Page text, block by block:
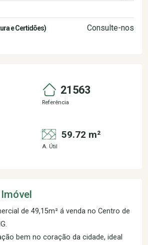
e Certidões) Consulte-nos
21563
Referência
59.72 m²
A. Útil
de 49,15m² á venda no Centro de
bem no coração da cidade, ideal